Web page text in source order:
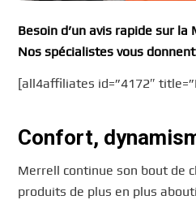
Besoin d’un avis rapide sur la
Nos spécialistes vous
[all4affiliates id=”4172″
Confort,
Merrell continue son bout de
produits de plus en plus